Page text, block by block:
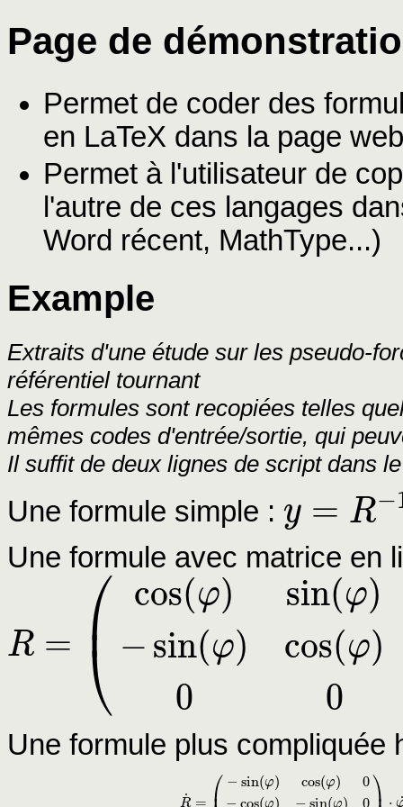
Page de
Permet de coder des
en LaTeX dans la page web
Permet à l'utilisateur de
l'autre de ces langages
Word récent, MathType...)
Example
Extraits d'une étude sur les pseudo-
référentiel tournant
Les formules sont recopiées telles
mêmes codes d'entrée/sortie, qui
Il suffit de deux lignes de script dans
Une formule simple : y = R−
y=R 1⋅x
Une formule avec matrice en
R = ⎛
⎝
⎜
cos(φ)
− sin(φ)
0
sin(φ)
cos(φ)
0
R= (cos (φ)sin 0 − φ)cos (φ)0 0 0 )
Une formule plus compliquée
R
˙ = ⎛ − sin(φ)
− cos(
)
cos(φ)
− sin(
)
0
0⎞ ⋅
R = −sin(φ)cos( 0−cos(φ)−sin (φ 00 0 0)